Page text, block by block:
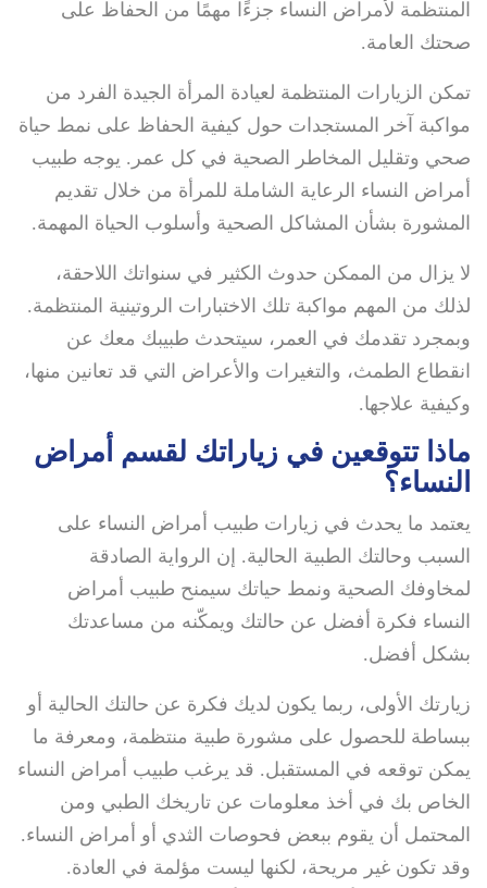
المنتظمة لأمراض النساء جزءًا مهمًا من الحفاظ على
صحتك العامة.
تمكن الزيارات المنتظمة لعيادة المرأة الجيدة الفرد من
مواكبة آخر المستجدات حول كيفية الحفاظ على نمط حياة
صحي وتقليل المخاطر الصحية في كل عمر. يوجه طبيب
أمراض النساء الرعاية الشاملة للمرأة من خلال تقديم
المشورة بشأن المشاكل الصحية وأسلوب الحياة المهمة.
لا يزال من الممكن حدوث الكثير في سنواتك اللاحقة،
لذلك من المهم مواكبة تلك الاختبارات الروتينية المنتظمة.
وبمجرد تقدمك في العمر، سيتحدث طبيبك معك عن
انقطاع الطمث، والتغيرات والأعراض التي قد تعانين منها،
وكيفية علاجها.
ماذا تتوقعين في زياراتك لقسم أمراض
النساء؟
يعتمد ما يحدث في زيارات طبيب أمراض النساء على
السبب وحالتك الطبية الحالية. إن الرواية الصادقة
لمخاوفك الصحية ونمط حياتك سيمنح طبيب أمراض
النساء فكرة أفضل عن حالتك ويمكّنه من مساعدتك
بشكل أفضل.
زيارتك الأولى، ربما يكون لديك فكرة عن حالتك الحالية أو
ببساطة للحصول على مشورة طبية منتظمة، ومعرفة ما
يمكن توقعه في المستقبل. قد يرغب طبيب أمراض النساء
الخاص بك في أخذ معلومات عن تاريخك الطبي ومن
المحتمل أن يقوم ببعض فحوصات الثدي أو أمراض النساء.
وقد تكون غير مريحة، لكنها ليست مؤلمة في العادة.